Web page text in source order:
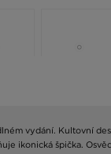
vydání. Kultovní
ikonická špička.